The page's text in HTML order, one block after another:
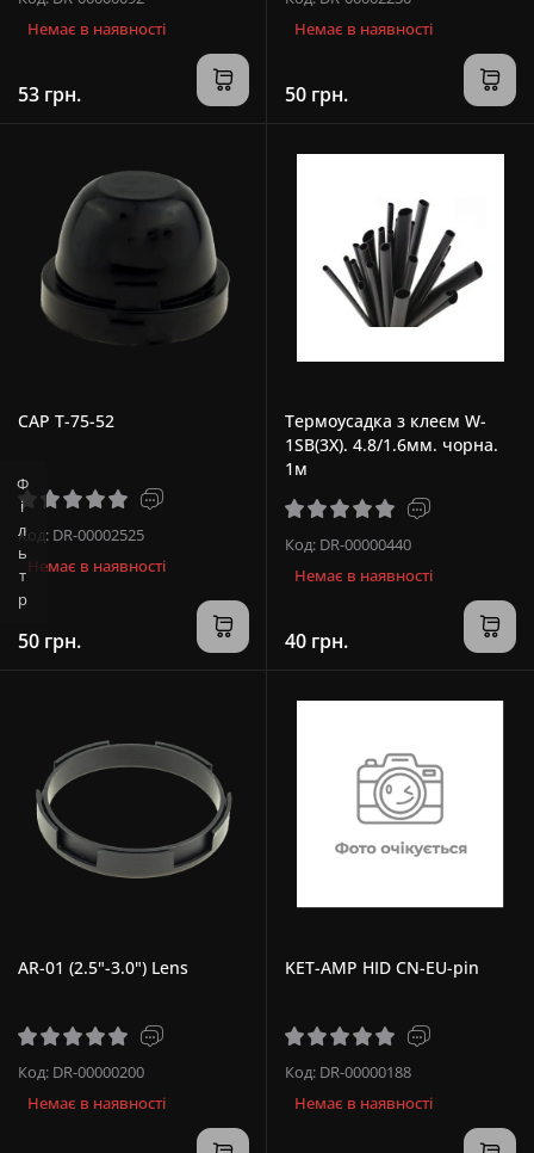
Фільтр
Немає в наявності
53 грн.
Немає в наявності
50 грн.
CAP T-75-52
Код: DR-00002525
Немає в наявності
50 грн.
Термоусадка з клеєм W-
1SB(3X). 4.8/1.6мм. чорна.
1м
Код: DR-00000440
Немає в наявності
40 грн.
AR-01 (2.5"-3.0") Lens
Код: DR-00000200
Немає в наявності
KET-AMP HID CN-EU-pin
Код: DR-00000188
Немає в наявності